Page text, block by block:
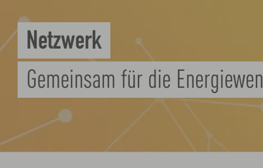
Netzwerk
Gemeinsam für die